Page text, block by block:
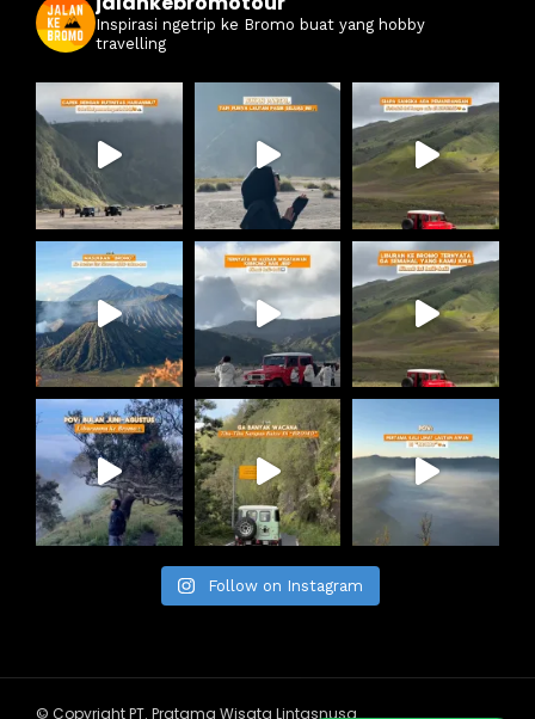
Inspirasi ngetrip ke Bromo buat yang hobby
travelling
Follow on Instagram
© Copyright PT. Pratama Wisata Lintasnusa